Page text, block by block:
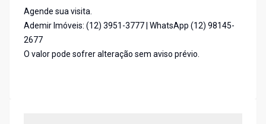
Agende sua visita.
Ademir Imóveis: (12) 3951-3777 | WhatsApp (12) 98145-
2677
O valor pode sofrer alteração sem aviso prévio.